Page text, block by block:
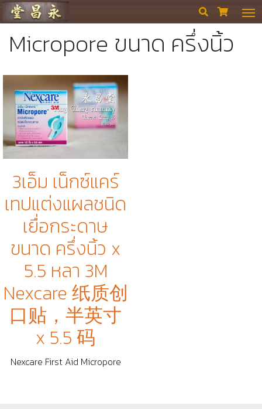
ร้านขายยา ย่งเชียงตึ๊ง  
Micropore ขนาด ครึ่งนิ้ว
3เอ็ม เน็กซ์แคร์
เทปแต่งแผลชนิด
เยื่อกระดาษ
ขนาด ครึ่งนิ้ว x
5.5 หลา 3M
Nexcare 纸质创
口贴，半英寸
x 5.5 码
Nexcare First Aid Micropore